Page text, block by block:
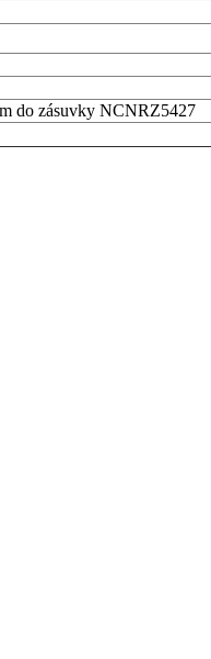
do zásuvky NCNRZ5427